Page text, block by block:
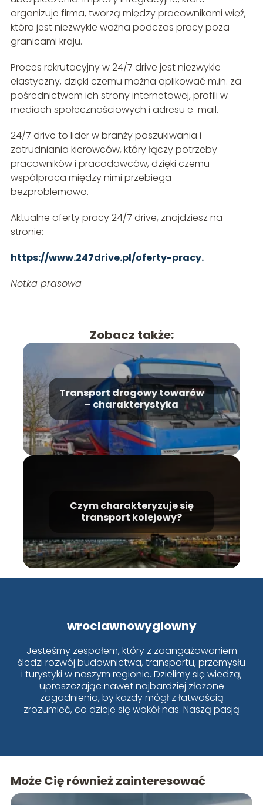
organizuje firma, tworzą między pracownikami więź,
która jest niezwykle ważna podczas pracy poza
granicami kraju.
Proces rekrutacyjny w 24/7 drive jest niezwykle
elastyczny, dzięki czemu można aplikować m.in. za
pośrednictwem ich strony internetowej, profili w
mediach społecznościowych i adresu e-mail.
24/7 drive to lider w branży poszukiwania i
zatrudniania kierowców, który łączy potrzeby
pracowników i pracodawców, dzięki czemu
współpraca między nimi przebiega
bezproblemowo.
Aktualne oferty pracy 24/7 drive, znajdziesz na
stronie:
https://www.247drive.pl/oferty-pracy.
Notka prasowa
Zobacz także:
Transport drogowy towarów
– charakterystyka
Czym charakteryzuje się
transport kolejowy?
wroclawnowyglowny
Jesteśmy zespołem, który z zaangażowaniem
śledzi rozwój budownictwa, transportu, przemysłu
i turystyki w naszym regionie. Dzielimy się wiedzą,
upraszczając nawet najbardziej złożone
zagadnienia, by każdy mógł z łatwością
zrozumieć, co dzieje się wokół nas. Naszą pasją
Może Cię również zainteresować